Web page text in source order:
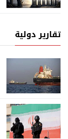
تقارير دولية